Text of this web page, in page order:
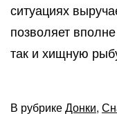
ситуациях
позволяет
так и хищную
В рубрикеДонки,